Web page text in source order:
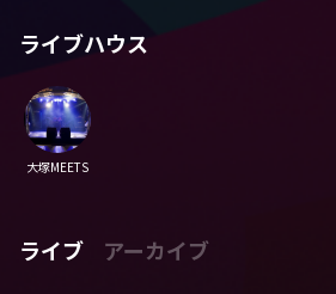
ライブハウス
大塚MEETS
ライブ アーカイブ